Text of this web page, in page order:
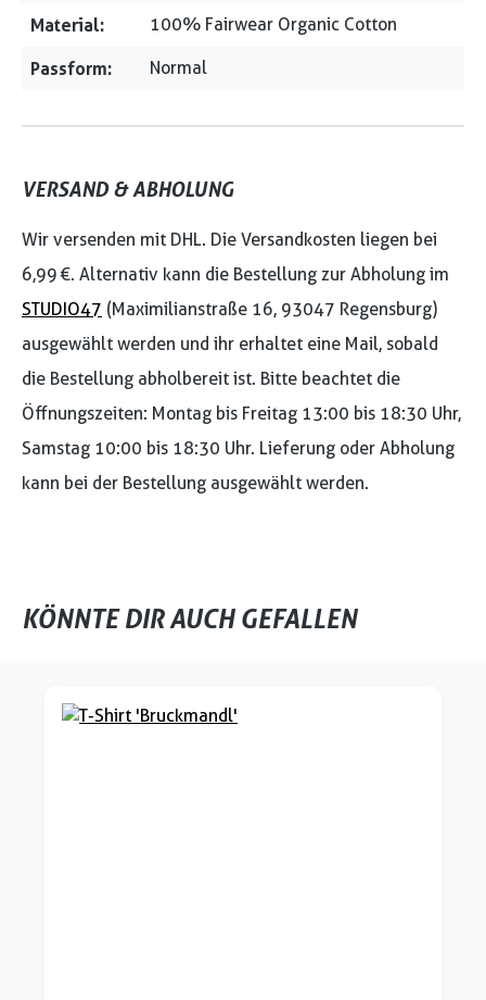
Material: 100% Fairwear Organic Cotton
Passform: Normal
VERSAND & ABHOLUNG
Wir versenden mit DHL. Die Versandkosten liegen bei
6,99 €. Alternativ kann die Bestellung zur Abholung im
STUDIO47 (Maximilianstraße 16, 93047 Regensburg)
ausgewählt werden und ihr erhaltet eine Mail, sobald
die Bestellung abholbereit ist. Bitte beachtet die
Öffnungszeiten: Montag bis Freitag 13:00 bis 18:30 Uhr,
Samstag 10:00 bis 18:30 Uhr. Lieferung oder Abholung
kann bei der Bestellung ausgewählt werden.
KÖNNTE DIR AUCH GEFALLEN